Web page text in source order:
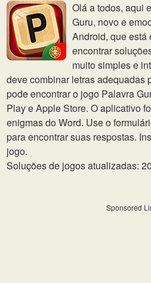
Olá a todos, aqui
Guru, novo e
Android, que está
encontrar
muito simples e
deve combinar letras adequadas
pode encontrar o jogo Palavra
Play e Apple Store. O aplicativo
enigmas do Word. Use o
para encontrar suas respostas.
jogo.
Soluções de jogos atualizadas:
Sponsored